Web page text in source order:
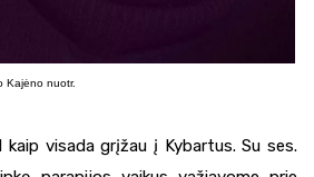
Kajėno nuotr.
kaip visada grįžau į Kybartus. Su ses.